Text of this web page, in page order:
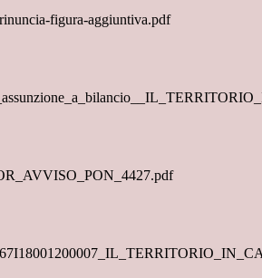
figura-aggiuntiva.pdf